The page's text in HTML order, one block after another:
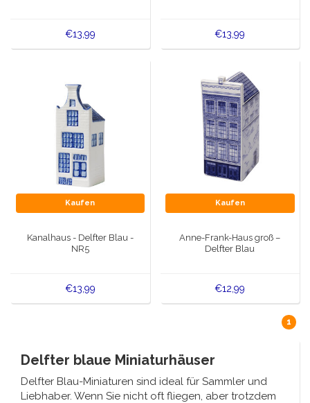
€13,99 €13,99
Kaufen
Kanalhaus - Delfter Blau -
NR5
€13,99
Kaufen
Anne-Frank-Haus groß –
Delfter Blau
€12,99
1
Delfter blaue Miniaturhäuser
Delfter Blau-Miniaturen sind ideal für Sammler und
Liebhaber. Wenn Sie nicht oft fliegen, aber trotzdem